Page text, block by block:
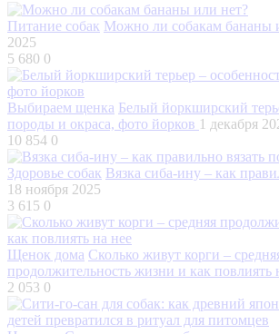
Питание собак Можно ли собакам бананы
2025
5 680 0
Выбираем щенка Белый йоркширский
породы и окраса, фото йорков 1 декабря
10 854 0
Здоровье собак Вязка сиба-ину – как
18 ноября 2025
3 615 0
Щенок дома Сколько живут корги –
продолжительность жизни и как повлиять
2 053 0